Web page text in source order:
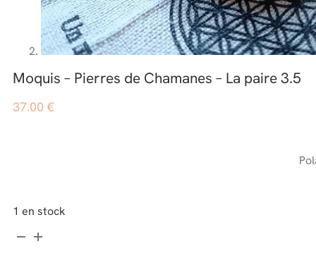
Moquis – Pierres de Chamanes – La paire 3.5
37.00 €
1 en stock
quantité